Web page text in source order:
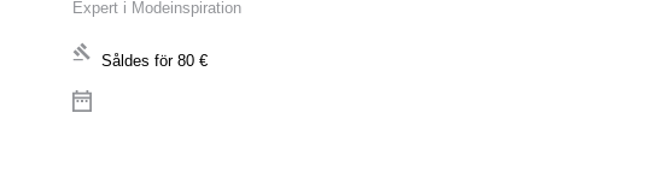
Expert i Modeinspiration
Såldes för 80 €